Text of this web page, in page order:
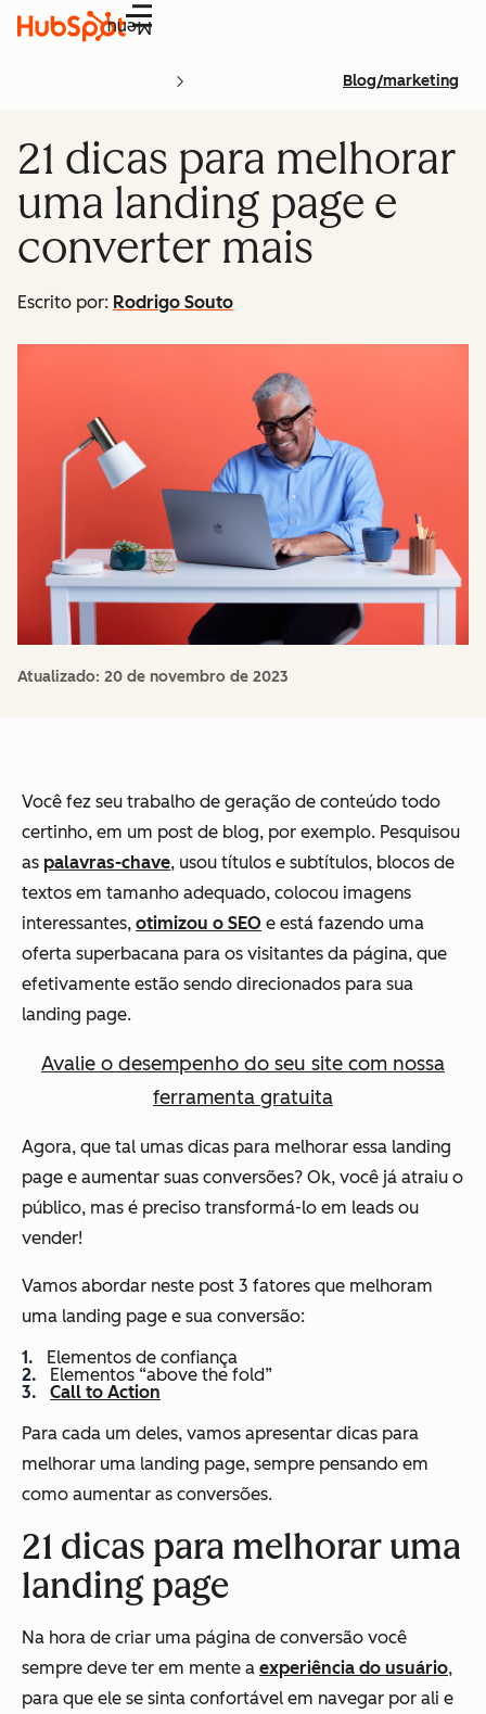
Menu
Blog/marketing
21 dicas para melhorar
uma landing page e
converter mais
Escrito por: Rodrigo Souto
Atualizado: 20 de novembro de 2023
Você fez seu trabalho de geração de conteúdo todo
certinho, em um post de blog, por exemplo. Pesquisou
as palavras-chave, usou títulos e subtítulos, blocos de
textos em tamanho adequado, colocou imagens
interessantes, otimizou o SEO e está fazendo uma
oferta superbacana para os visitantes da página, que
efetivamente estão sendo direcionados para sua
landing page.
Avalie o desempenho do seu site com nossa
ferramenta gratuita
Agora, que tal umas dicas para melhorar essa landing
page e aumentar suas conversões? Ok, você já atraiu o
público, mas é preciso transformá-lo em leads ou
vender!
Vamos abordar neste post 3 fatores que melhoram
uma landing page e sua conversão:
Elementos de confiança
Elementos “above the fold”
Call to Action
Para cada um deles, vamos apresentar dicas para
melhorar uma landing page, sempre pensando em
como aumentar as conversões.
21 dicas para melhorar uma
landing page
Na hora de criar uma página de conversão você
sempre deve ter em mente a experiência do usuário,
para que ele se sinta confortável em navegar por ali e